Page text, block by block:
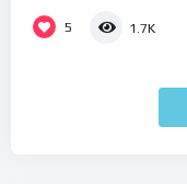
5 1.7K